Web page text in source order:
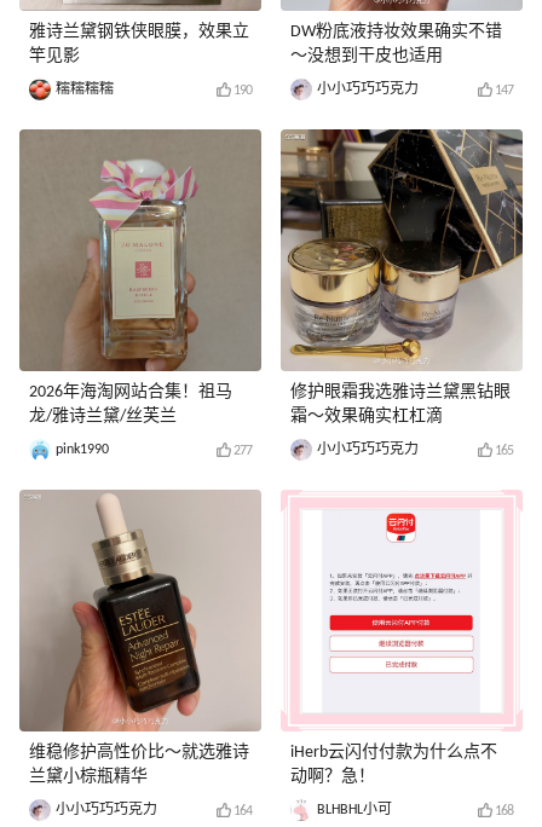
雅诗兰黛钢铁侠眼膜，效果立
竿见影
糯糯糯糯 190
2026年海淘网站合集！祖马
龙/雅诗兰黛/丝芙兰
pink1990 277
维稳修护高性价比～就选雅诗
兰黛小棕瓶精华
小小巧巧巧克力 164
DW粉底液持妆效果确实不错
～没想到干皮也适用
小小巧巧巧克力 147
修护眼霜我选雅诗兰黛黑钻眼
霜～效果确实杠杠滴
小小巧巧巧克力 165
iHerb云闪付付款为什么点不
动啊？急！
BLHBHL小可 168